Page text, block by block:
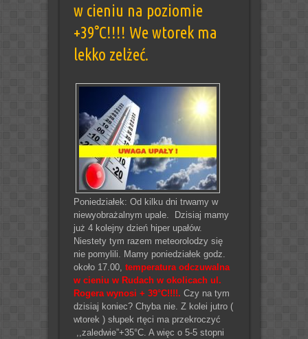
w cieniu na poziomie
+39°C!!!! We wtorek ma
lekko zelżeć.
Poniedziałek: Od kilku dni trwamy w
niewyobrażalnym upale. Dzisiaj mamy
już 4 kolejny dzień hiper upałów.
Niestety tym razem meteorolodzy się
nie pomylili. Mamy poniedziałek godz.
około 17.00, temperatura odczuwalna
w cieniu w Rudach w okolicach ul.
Rogera wynosi + 39°C!!!!. Czy na tym
dzisiaj koniec? Chyba nie. Z kolei jutro (
wtorek ) słupek rtęci ma przekroczyć
,,zaledwie”+35°C. A więc o 5-5 stopni